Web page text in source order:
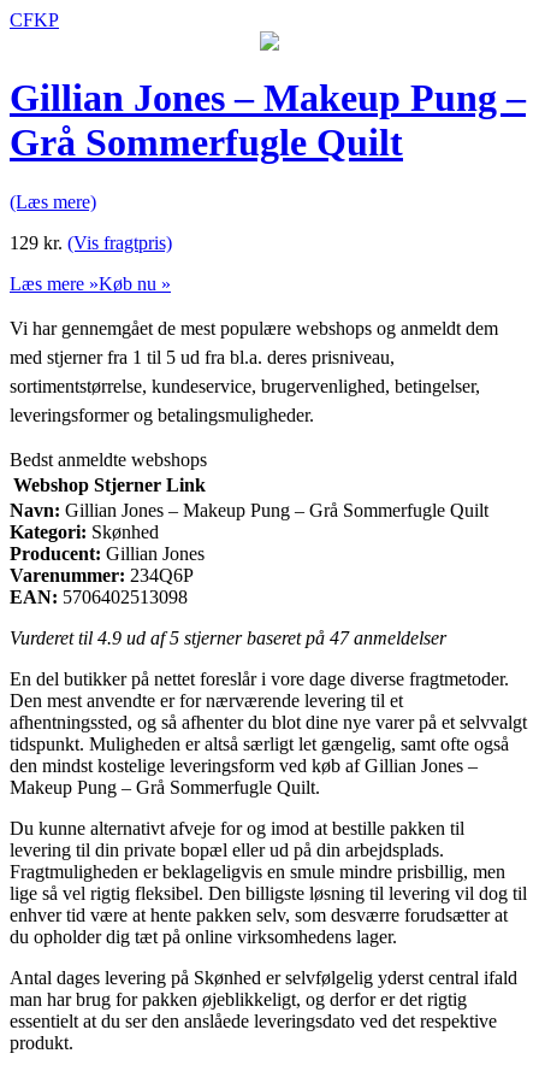
CFKP
Gillian Jones – Makeup Pung –
Grå Sommerfugle Quilt
(Læs mere)
129 kr. (Vis fragtpris)
Læs mere »Køb nu »
Vi har gennemgået de mest populære webshops og anmeldt dem
med stjerner fra 1 til 5 ud fra bl.a. deres prisniveau,
sortimentstørrelse, kundeservice, brugervenlighed, betingelser,
leveringsformer og betalingsmuligheder.
Bedst anmeldte webshops
Webshop Stjerner Link
Navn: Gillian Jones – Makeup Pung – Grå Sommerfugle Quilt
Kategori: Skønhed
Producent: Gillian Jones
Varenummer: 234Q6P
EAN: 5706402513098
Vurderet til 4.9 ud af 5 stjerner baseret på 47anmeldelser
En del butikker på nettet foreslår i vore dage diverse fragtmetoder.
Den mest anvendte er for nærværende levering til et
afhentningssted, og så afhenter du blot dine nye varer på et selvvalgt
tidspunkt. Muligheden er altså særligt let gængelig, samt ofte også
den mindst kostelige leveringsform ved køb af Gillian Jones –
Makeup Pung – Grå Sommerfugle Quilt.
Du kunne alternativt afveje for og imod at bestille pakken til
levering til din private bopæl eller ud på din arbejdsplads.
Fragtmuligheden er beklageligvis en smule mindre prisbillig, men
lige så vel rigtig fleksibel. Den billigste løsning til levering vil dog til
enhver tid være at hente pakken selv, som desværre forudsætter at
du opholder dig tæt på online virksomhedens lager.
Antal dages levering på Skønhed er selvfølgelig yderst central ifald
man har brug for pakken øjeblikkeligt, og derfor er det rigtig
essentielt at du ser den anslåede leveringsdato ved det respektive
produkt.